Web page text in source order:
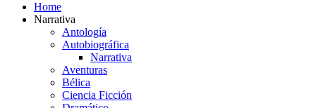
Home
Narrativa
Antología
Autobiográfica
Narrativa
Aventuras
Bélica
Ciencia Ficción